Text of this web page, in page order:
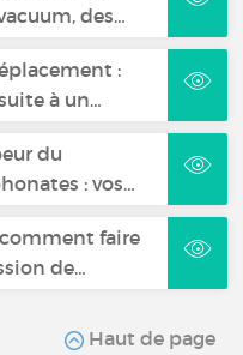
des…
:
à un…
du
: vos…
faire
de…
Haut de page